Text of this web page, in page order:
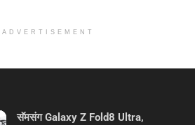
ADVERTISEMENT
सॅमसंग Galaxy Z Fold8 Ultra,